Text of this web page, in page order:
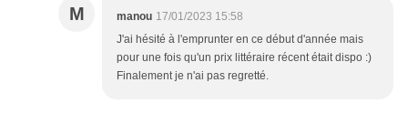
M manou 17/01/2023 15:58
J'ai hésité à l'emprunter en ce début d'année mais
pour une fois qu'un prix littéraire récent était dispo :)
Finalement je n'ai pas regretté.